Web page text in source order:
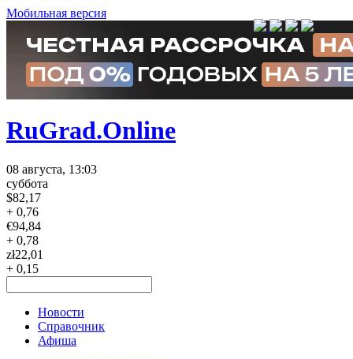
Мобильная версия
RuGrad.Online
08 августа, 13:03
суббота
$82,17
+ 0,76
€94,84
+ 0,78
zł22,01
+ 0,15
Новости
Справочник
Афиша